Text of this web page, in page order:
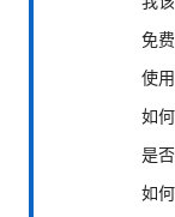
免
使
如
是
如